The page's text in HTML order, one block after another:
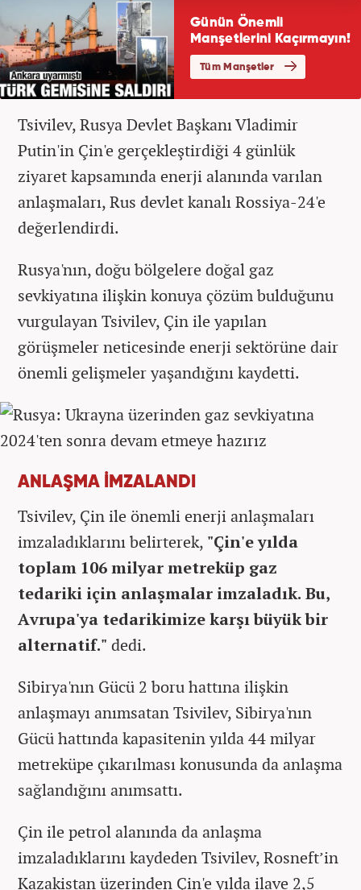
Tsivilev, Rusya Devlet Başkanı Vladimir
Putin'in Çin'e gerçekleştirdiği 4 günlük
ziyaret kapsamında enerji alanında varılan
anlaşmaları, Rus devlet kanalı Rossiya-24'e
değerlendirdi.
Rusya'nın, doğu bölgelere doğal gaz
sevkiyatına ilişkin konuya çözüm bulduğunu
vurgulayan Tsivilev, Çin ile yapılan
görüşmeler neticesinde enerji sektörüne dair
önemli gelişmeler yaşandığını kaydetti.
ANLAŞMA İMZALANDI
Tsivilev, Çin ile önemli enerji anlaşmaları
imzaladıklarını belirterek, "Çin'e yılda
toplam 106 milyar metreküp gaz
tedariki için anlaşmalar imzaladık. Bu,
Avrupa'ya tedarikimize karşı büyük bir
alternatif." dedi.
Sibirya'nın Gücü 2 boru hattına ilişkin
anlaşmayı anımsatan Tsivilev, Sibirya'nın
Gücü hattında kapasitenin yılda 44 milyar
metreküpe çıkarılması konusunda da anlaşma
sağlandığını anımsattı.
Çin ile petrol alanında da anlaşma
imzaladıklarını kaydeden Tsivilev, Rosneft’in
Kazakistan üzerinden Çin'e yılda ilave 2,5